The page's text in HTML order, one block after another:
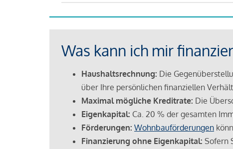
Was kann ich mir
Haushaltsrechnung: Die
über Ihre persönlichen finanziellen
Maximal mögliche Kreditrate: Die
Eigenkapital: Ca. 20 % der gesamten
Förderungen: Wohnbauförderungen
Finanzierung ohne Eigenkapital: Sofern